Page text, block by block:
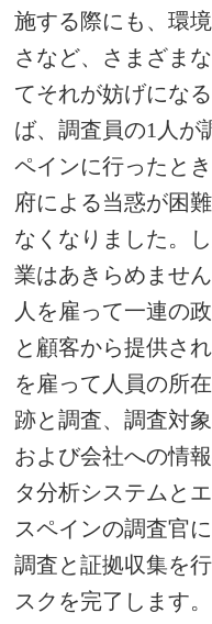
施する際にも、環
さなど、さまざま
てそれが妨げにな
ば、調査員の1人が
ペインに行ったと
府による当惑が困
なくなりました。
業はあきらめませ
人を雇って一連の
と顧客から提供さ
を雇って人員の所
跡と調査、調査対
および会社への情
タ分析システムと
スペインの調査官
調査と証拠収集を
スクを完了します。